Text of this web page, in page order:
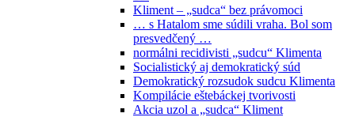
Kliment – „sudca“ bez právomoci
… s Hatalom sme súdili vraha. Bol som
presvedčený …
normálni recidivisti „sudcu“ Klimenta
Socialistický aj demokratický súd
Demokratický rozsudok sudcu Klimenta
Kompilácie eštebáckej tvorivosti
Akcia uzol a „sudca“ Kliment